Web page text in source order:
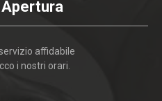
affidabile
i nostri orari.